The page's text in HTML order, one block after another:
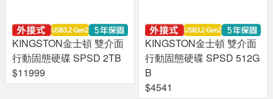
KINGSTON金士頓 雙介面
行動固態硬碟 SPSD 2TB
$11999
KINGSTON金士頓 雙介面
行動固態硬碟 SPSD 512G
B
$4541